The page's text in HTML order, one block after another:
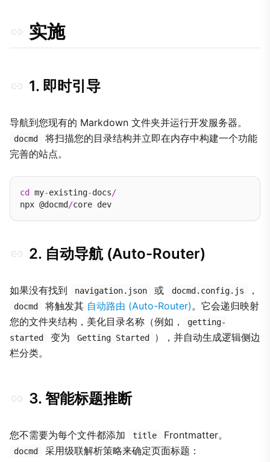
实施
1. 即时引导
导航到您现有的 Markdown 文件夹并运行开发服务器。
docmd
将扫描您的目录结构并立即在内存中构建一个功能
完善的站点。
cd my-existing-docs/
npx @docmd /
2. 自动导航 (Auto-Router)
如果没有找到 navigation.json 或 docmd.config.js ，
docmd 将触发其 自动路由 (Auto-Router)。它会递归映射
您的文件夹结构，美化目录名称（例如，
getting-
started
变为 Getting Started
），并自动生成逻辑侧边
栏分类。
3. 智能标题推断
您不需要为每个文件都添加 title Frontmatter。
docmd 采用级联解析策略来确定页面标题：